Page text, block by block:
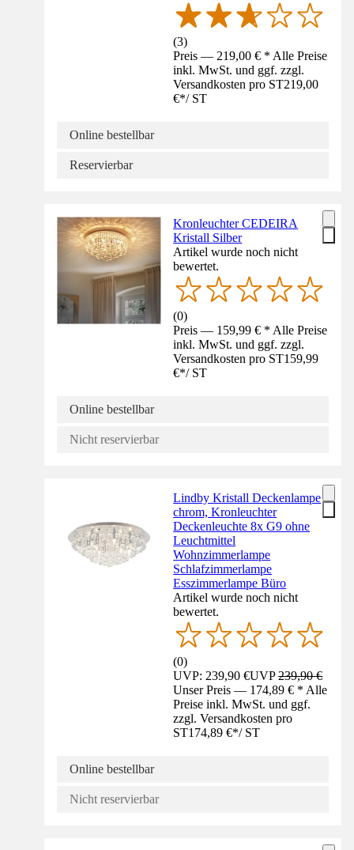
(3)
Preis — 219,00 € * Alle Preise
inkl. MwSt. und ggf. zzgl.
Versandkosten pro ST219,00
€*/ ST
Online bestellbar
Reservierbar
Kronleuchter CEDEIRA
Kristall Silber
Artikel wurde noch nicht
bewertet.
(0)
Preis — 159,99 € * Alle Preise
inkl. MwSt. und ggf. zzgl.
Versandkosten pro ST159,99
€*/ ST
Online bestellbar
Nicht reservierbar
Lindby Kristall Deckenlampe
chrom, Kronleuchter
Deckenleuchte 8x G9 ohne
Leuchtmittel
Wohnzimmerlampe
Schlafzimmerlampe
Esszimmerlampe Büro
Artikel wurde noch nicht
bewertet.
(0)
UVP: 239,90 €UVP239,90 €
Unser Preis — 174,89 € * Alle
Preise inkl. MwSt. und ggf.
zzgl. Versandkosten pro
ST174,89 €*/ ST
Online bestellbar
Nicht reservierbar